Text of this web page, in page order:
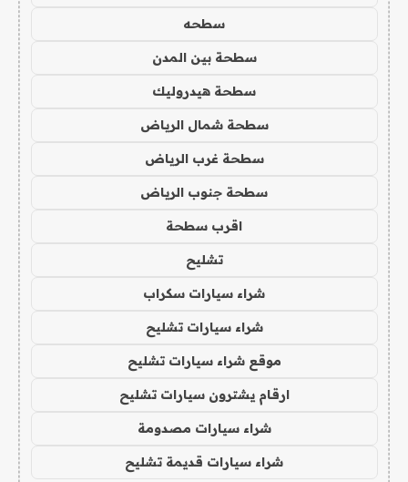
سطحه
سطحة بين المدن
سطحة هيدروليك
سطحة شمال الرياض
سطحة غرب الرياض
سطحة جنوب الرياض
اقرب سطحة
تشليح
شراء سيارات سكراب
شراء سيارات تشليح
موقع شراء سيارات تشليح
ارقام يشترون سيارات تشليح
شراء سيارات مصدومة
شراء سيارات قديمة تشليح